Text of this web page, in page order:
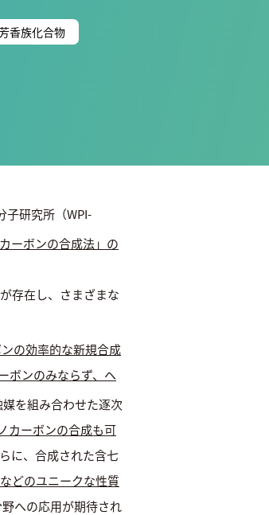
香族化合物
子研究所（WPI-
ーボンの合成法」の
存在し、さまざまな
の効率的な新規合成
ボンのみならず、ヘ
を組み合わせた逐次
カーボンの合成も可
に、合成された含七
どのユニークな性質
への応用が期待され